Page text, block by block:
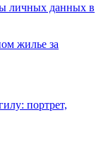
личных данных в
жилье за
портрет,